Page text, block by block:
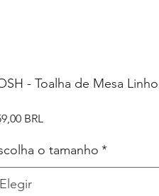
- Toalha de Mesa
BRL
o tamanho *
Elegir